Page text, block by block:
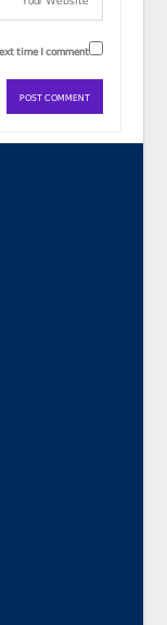
time I comment.